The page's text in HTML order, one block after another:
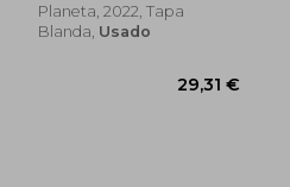
Planeta, 2022, Tapa
Blanda, Usado